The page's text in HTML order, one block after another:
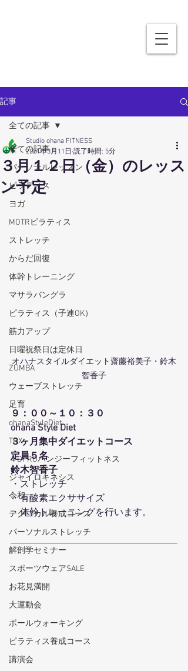
記事
全ての記事
パーソナルレッスン
ピラティス
ヨガ
MOTRピラティス
ストレッチ
からだ回復
体幹トレーニング
マサラバングラ
ピラティス（子連OK）
筋力アップ
日曜祝祭日は定休日
ZUMBA
ウェーブストレッチ
足育
ohanaStyleDiet
TRX
４DPROバンジーフィットネス
ジャイロキネシス
令和
テクニカル養成コース
パーソナルストレッチ
解剖学セミナー
スポーツウェアSALE
お花見満開
大運動会
ポールウォーキング
ピラティス養成コース
講演会
全ての記事
３月１２日（金）のレッス
ン予定
Studio ohana FITNESS
2021年3月11日 読了時間: 5分
オハナスタイルダイエット齋藤裕美子・鈴木
智香子
９：００～１０：３０
ohana Style Diet
３ヶ月集中ダイエットコース
定員５名
鈴木智香子
・ストレッチ
・有酸素エクササイズ
・体幹トレーニングを行います。